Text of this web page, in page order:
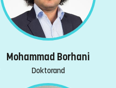
Mohammad Borhani
Doktorand